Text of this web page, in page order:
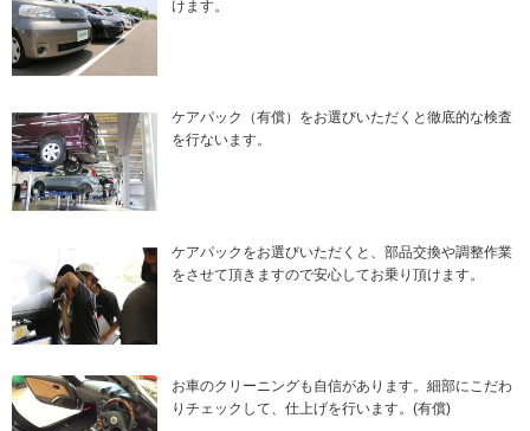
けます。
ケアパック（有償）をお選びいただくと徹底的な検査
を行ないます。
ケアパックをお選びいただくと、部品交換や調整作業
をさせて頂きますので安心してお乗り頂けます。
お車のクリーニングも自信があります。細部にこだわ
りチェックして、仕上げを行います。(有償)